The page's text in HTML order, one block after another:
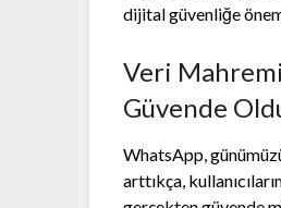
dijital güvenliğe
Veri
Güvende
WhatsApp,
arttıkça,